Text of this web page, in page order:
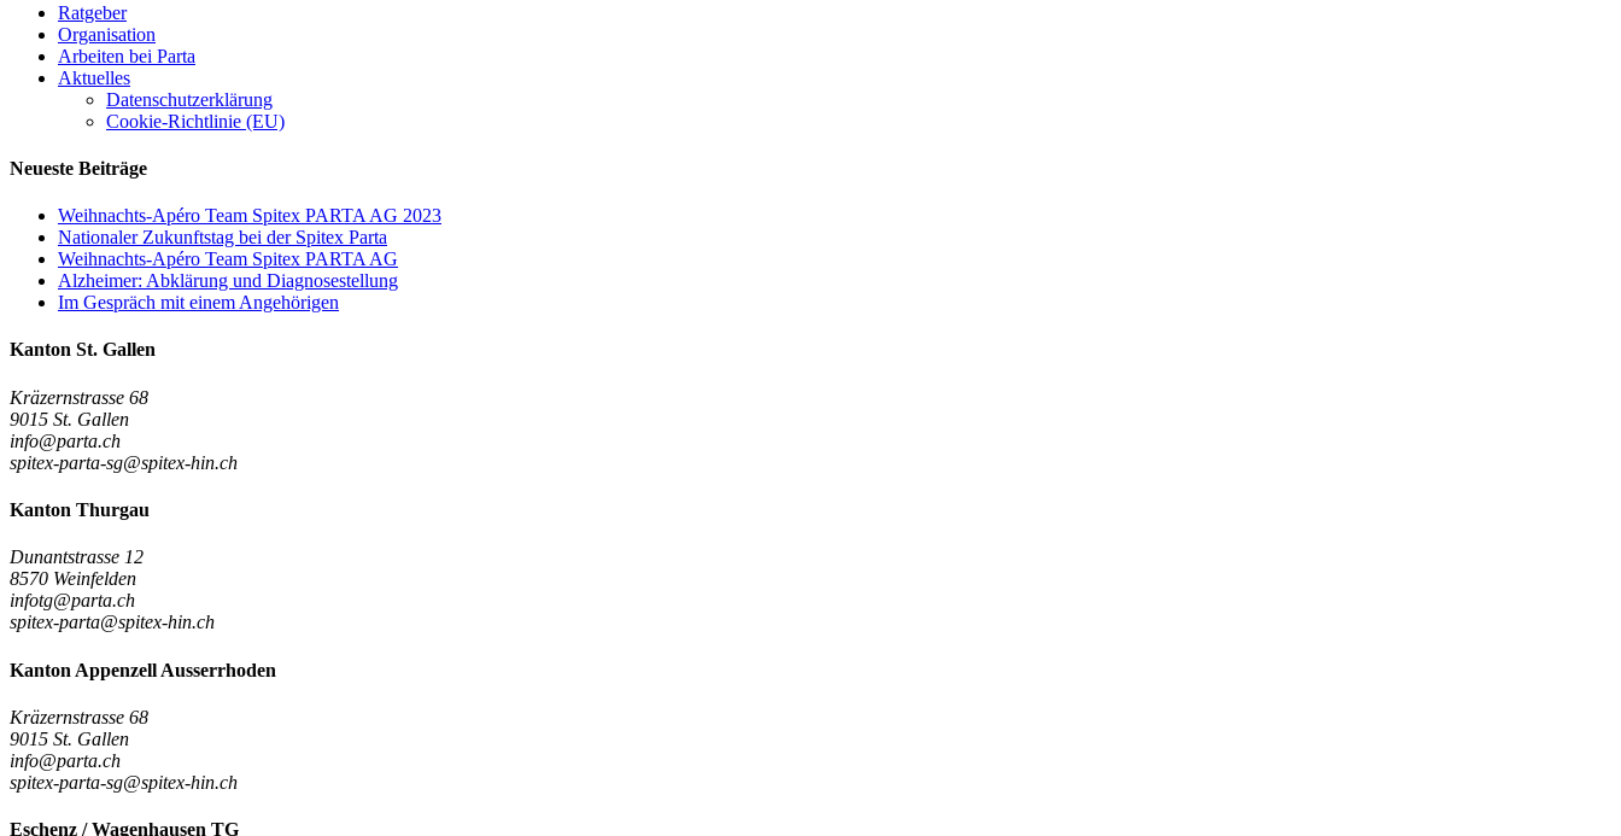
Ratgeber
Organisation
Arbeiten bei Parta
Aktuelles
Datenschutzerklärung
Cookie-Richtlinie (EU)
Neueste Beiträge
Weihnachts-Apéro Team Spitex PARTA AG 2023
Nationaler Zukunftstag bei der Spitex Parta
Weihnachts-Apéro Team Spitex PARTA AG
Alzheimer: Abklärung und Diagnosestellung
Im Gespräch mit einem Angehörigen
Kanton St. Gallen
Kräzernstrasse 68
9015 St. Gallen
info@parta.ch
spitex-parta-sg@spitex-hin.ch
Kanton Thurgau
Dunantstrasse 12
8570 Weinfelden
infotg@parta.ch
spitex-parta@spitex-hin.ch
Kanton Appenzell Ausserrhoden
Kräzernstrasse 68
9015 St. Gallen
info@parta.ch
spitex-parta-sg@spitex-hin.ch
Eschenz / Wagenhausen TG